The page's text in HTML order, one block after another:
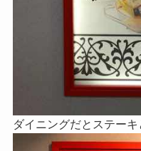
ダイニングだとステー